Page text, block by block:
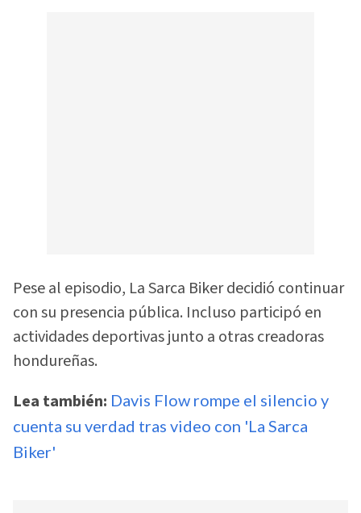
Pese al episodio, La Sarca Biker decidió continuar
con su presencia pública. Incluso participó en
actividades deportivas junto a otras creadoras
hondureñas.
Lea también: Davis Flow rompe el silencio y
cuenta su verdad tras video con 'La Sarca
Biker'